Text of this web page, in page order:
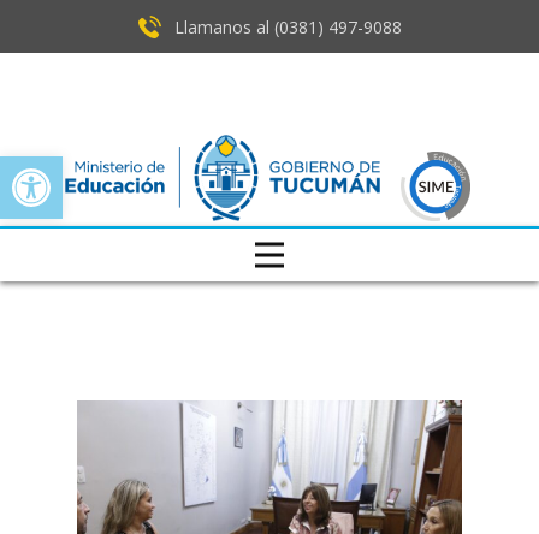
Open toolbar
Llamanos al (0381) ​497-9088